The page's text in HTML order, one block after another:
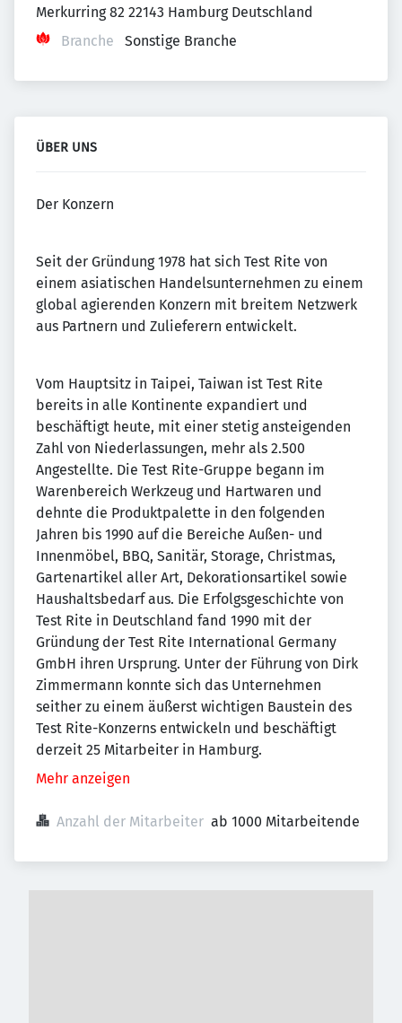
Merkurring 82 22143 Hamburg Deutschland
Branche
Sonstige Branche
ÜBER UNS
Der Konzern
Seit der Gründung 1978 hat sich Test Rite von
einem asiatischen Handelsunternehmen zu einem
global agierenden Konzern mit breitem Netzwerk
aus Partnern und Zulieferern entwickelt.
Vom Hauptsitz in Taipei, Taiwan ist Test Rite
bereits in alle Kontinente expandiert und
beschäftigt heute, mit einer stetig ansteigenden
Zahl von Niederlassungen, mehr als 2.500
Angestellte. Die Test Rite-Gruppe begann im
Warenbereich Werkzeug und Hartwaren und
dehnte die Produktpalette in den folgenden
Jahren bis 1990 auf die Bereiche Außen- und
Innenmöbel, BBQ, Sanitär, Storage, Christmas,
Gartenartikel aller Art, Dekorationsartikel sowie
Haushaltsbedarf aus. Die Erfolgsgeschichte von
Test Rite in Deutschland fand 1990 mit der
Gründung der Test Rite International Germany
GmbH ihren Ursprung. Unter der Führung von Dirk
Zimmermann konnte sich das Unternehmen
seither zu einem äußerst wichtigen Baustein des
Test Rite-Konzerns entwickeln und beschäftigt
derzeit 25 Mitarbeiter in Hamburg.
Mehr anzeigen
Anzahl der Mitarbeiter ab 1000 Mitarbeitende